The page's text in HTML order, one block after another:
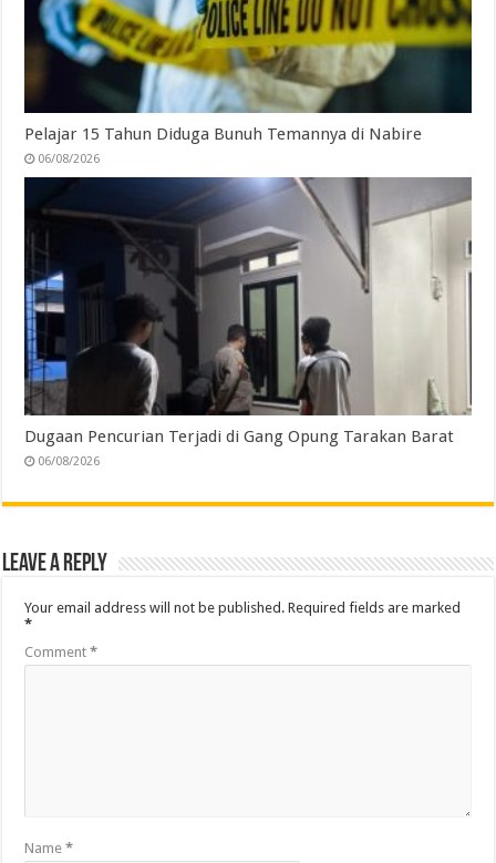
Pelajar 15 Tahun Diduga Bunuh Temannya di Nabire
06/08/2026
Dugaan Pencurian Terjadi di Gang Opung Tarakan Barat
06/08/2026
Leave a Reply
Your email address will not be published. Required fields are marked
*
Comment*
Name*